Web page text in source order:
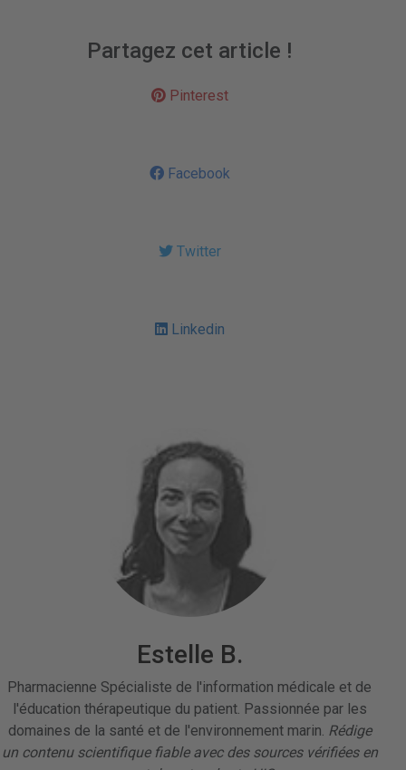
Partagez cet article !
Pinterest
Facebook
Twitter
Linkedin
Estelle B.
Pharmacienne Spécialiste de l'information médicale et de
l'éducation thérapeutique du patient. Passionnée par les
domaines de la santé et de l'environnement marin. Rédige
un contenu scientifique fiable avec des sources vérifiées en